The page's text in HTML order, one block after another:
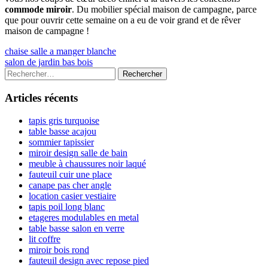
commode miroir. Du mobilier spécial maison de campagne, parce
que pour ouvrir cette semaine on a eu de voir grand et de rêver
maison de campagne !
Navigation
de
l’article
Previous
article:
chaise salle a manger blanche
Next
article:
salon de jardin bas bois
Colonne
latérale
principale
Rechercher :
Articles récents
tapis gris turquoise
table basse acajou
sommier tapissier
miroir design salle de bain
meuble à chaussures noir laqué
fauteuil cuir une place
canape pas cher angle
location casier vestiaire
tapis poil long blanc
etageres modulables en metal
table basse salon en verre
lit coffre
miroir bois rond
fauteuil design avec repose pied